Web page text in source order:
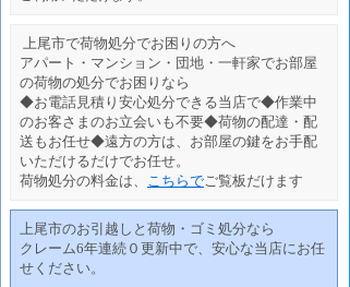
上尾市で荷物処分でお困りの方へ
アパート・マンション・団地・一軒家でお部屋
の荷物の処分でお困りなら
◆お電話見積り安心処分できる当店で◆作業中
のお客さまのお立会いも不要◆荷物の配達・配
送もお任せ◆遠方の方は、お部屋の鍵をお手配
いただけるだけでお任せ。
荷物処分の料金は、 こちらでご覧板だけます
上尾市のお引越しと荷物・ゴミ処分なら
クレーム6年連続０更新中で、安心な当店にお任
せください。